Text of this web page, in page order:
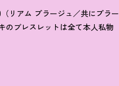
リアム プラージュ／共にプラー
のブレスレットは全て本人私物